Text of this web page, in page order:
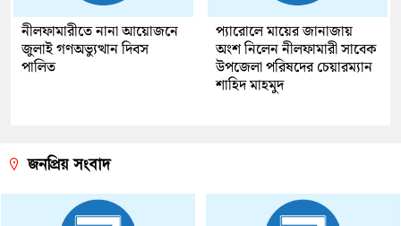
নীলফামারীতে নানা আয়োজনে
জুলাই গণঅভ্যুত্থান দিবস
পালিত
প্যারোলে মায়ের জানাজায়
অংশ নিলেন নীলফামারী সাবেক
উপজেলা পরিষদের চেয়ারম্যান
শাহিদ মাহমুদ
জনপ্রিয় সংবাদ